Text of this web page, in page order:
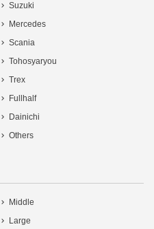
Suzuki
Mercedes
Scania
Tohosyaryou
Trex
Fullhalf
Dainichi
Others
Middle
Large